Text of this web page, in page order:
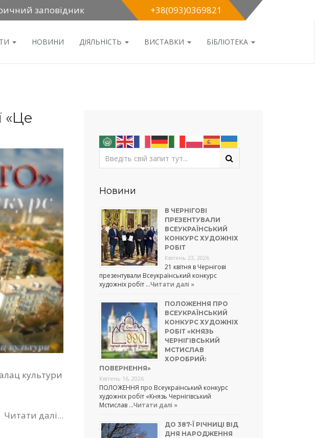
заповідник +38(093)0369821
НОВИНИ ДІЯЛЬНІСТЬ ВИСТАВКИ БІБЛІОТЕКА
«Це
культури
Читати далі...
Новини
В ЧЕРНІГОВІ
ПРЕЗЕНТУВАЛИ
ВСЕУКРАЇНСЬКИЙ
КОНКУРС ХУДОЖНІХ
РОБІТ
Квітень 23, 2026
21 квітня в Чернігові
презентували Всеукраїнський конкурс
художніх робіт …Читати далі »
ПОЛОЖЕННЯ ПРО
ВСЕУКРАЇНСЬКИЙ
КОНКУРС ХУДОЖНІХ
РОБІТ «КНЯЗЬ
ЧЕРНІГІВСЬКИЙ
МСТИСЛАВ
ХОРОБРИЙ:
ПОВЕРНЕННЯ»
Квітень 16, 2026
ПОЛОЖЕННЯ про Всеукраїнський конкурс
художніх робіт «Князь Чернігівський
Мстислав …Читати далі »
ДО 387-Ї РІЧНИЦІ ВІД
ДНЯ НАРОДЖЕННЯ